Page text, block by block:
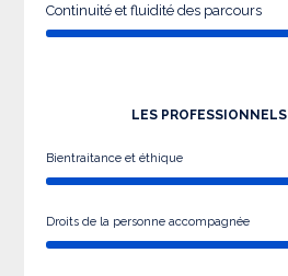
Continuité et fluidité des parcours
LES PROFESSIONNELS
Bientraitance et éthique
Droits de la personne accompagnée